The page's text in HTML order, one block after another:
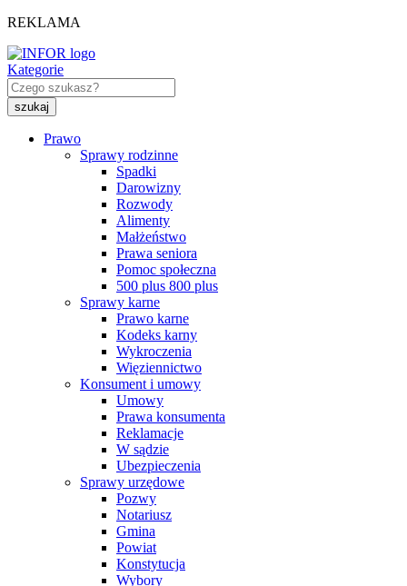
REKLAMA
Kategorie
Prawo
Sprawy rodzinne
Spadki
Darowizny
Rozwody
Alimenty
Małżeństwo
Prawa seniora
Pomoc społeczna
500 plus 800 plus
Sprawy karne
Prawo karne
Kodeks karny
Wykroczenia
Więziennictwo
Konsument i umowy
Umowy
Prawa konsumenta
Reklamacje
W sądzie
Ubezpieczenia
Sprawy urzędowe
Pozwy
Notariusz
Gmina
Powiat
Konstytucja
Wybory